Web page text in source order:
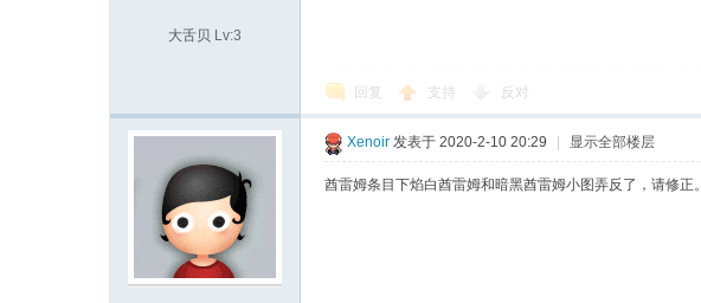
大舌贝 Lv:3
回复 支持 反对
Xenoir 发表于 2020-2-10 20:29 | 显示全部楼层
酋雷姆条目下焰白酋雷姆和暗黑酋雷姆小图弄反了，请修正。